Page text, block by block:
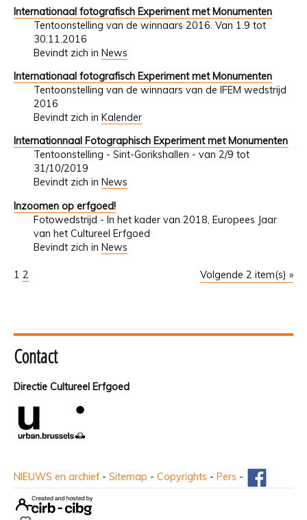
Internationaal fotografisch Experiment met Monumenten
Tentoonstelling van de winnaars 2016. Van 1.9 tot
30.11.2016
Bevindt zich in News
Internationaal fotografisch Experiment met Monumenten
Tentoonstelling van de winnaars van de IFEM wedstrijd
2016
Bevindt zich in Kalender
Internationnaal Fotographisch Experiment met Monumenten
Tentoonstelling - Sint-Gorikshallen - van 2/9 tot
31/10/2019
Bevindt zich in News
Inzoomen op erfgoed!
Fotowedstrijd - In het kader van 2018, Europees Jaar
van het Cultureel Erfgoed
Bevindt zich in News
Volgende 2 item(s) »
1 2
Contact
Directie Cultureel Erfgoed
NIEUWS en archief - Sitemap - Copyrights - Pers -